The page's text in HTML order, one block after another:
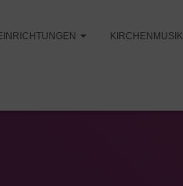
KIRCHENMUSIK